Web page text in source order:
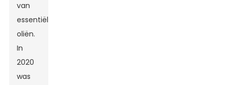
van
essentiële
oliën.
In
2020
was